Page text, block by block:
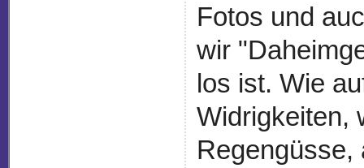
Fotos und
wir
los ist. Wie
Widrigkeiten,
Regengüsse,